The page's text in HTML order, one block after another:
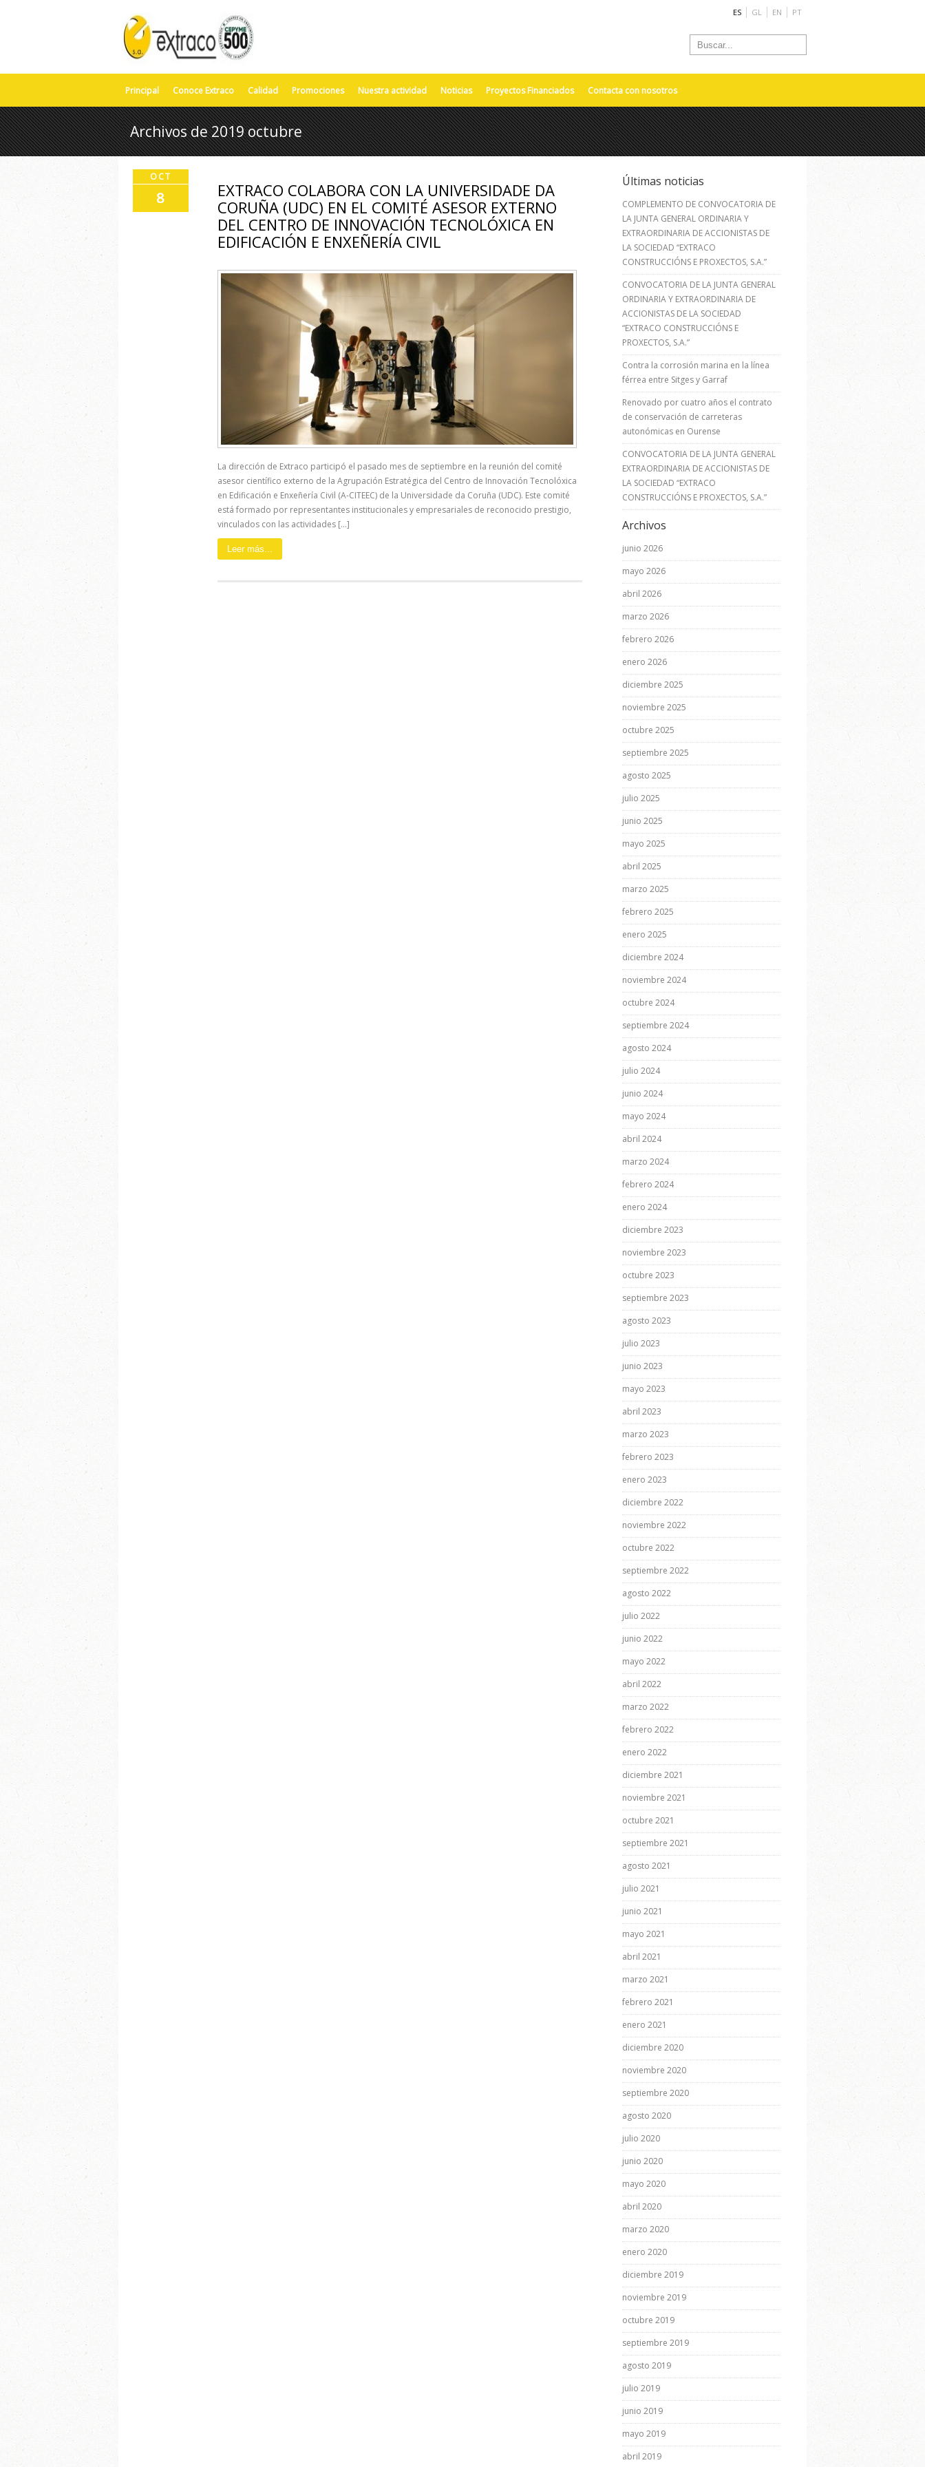
ES GL EN PT
Principal Conoce Extraco Calidad Promociones Nuestra actividad Noticias Proyectos Financiados Contacta con nosotros
Archivos de 2019 octubre
OCT
8
EXTRACO COLABORA CON LA UNIVERSIDADE DA
CORUÑA (UDC) EN EL COMITÉ ASESOR EXTERNO
DEL CENTRO DE INNOVACIÓN TECNOLÓXICA EN
EDIFICACIÓN E ENXEÑERÍA CIVIL
La dirección de Extraco participó el pasado mes de septiembre en la reunión del comité
asesor científico externo de la Agrupación Estratégica del Centro de Innovación Tecnolóxica
en Edificación e Enxeñería Civil (A-CITEEC) de la Universidade da Coruña (UDC). Este comité
está formado por representantes institucionales y empresariales de reconocido prestigio,
vinculados con las actividades [...]
Leer más...
Últimas noticias
COMPLEMENTO DE CONVOCATORIA DE
LA JUNTA GENERAL ORDINARIA Y
EXTRAORDINARIA DE ACCIONISTAS DE
LA SOCIEDAD “EXTRACO
CONSTRUCCIÓNS E PROXECTOS, S.A.”
CONVOCATORIA DE LA JUNTA GENERAL
ORDINARIA Y EXTRAORDINARIA DE
ACCIONISTAS DE LA SOCIEDAD
“EXTRACO CONSTRUCCIÓNS E
PROXECTOS, S.A.”
Contra la corrosión marina en la línea
férrea entre Sitges y Garraf
Renovado por cuatro años el contrato
de conservación de carreteras
autonómicas en Ourense
CONVOCATORIA DE LA JUNTA GENERAL
EXTRAORDINARIA DE ACCIONISTAS DE
LA SOCIEDAD “EXTRACO
CONSTRUCCIÓNS E PROXECTOS, S.A.”
Archivos
junio 2026
mayo 2026
abril 2026
marzo 2026
febrero 2026
enero 2026
diciembre 2025
noviembre 2025
octubre 2025
septiembre 2025
agosto 2025
julio 2025
junio 2025
mayo 2025
abril 2025
marzo 2025
febrero 2025
enero 2025
diciembre 2024
noviembre 2024
octubre 2024
septiembre 2024
agosto 2024
julio 2024
junio 2024
mayo 2024
abril 2024
marzo 2024
febrero 2024
enero 2024
diciembre 2023
noviembre 2023
octubre 2023
septiembre 2023
agosto 2023
julio 2023
junio 2023
mayo 2023
abril 2023
marzo 2023
febrero 2023
enero 2023
diciembre 2022
noviembre 2022
octubre 2022
septiembre 2022
agosto 2022
julio 2022
junio 2022
mayo 2022
abril 2022
marzo 2022
febrero 2022
enero 2022
diciembre 2021
noviembre 2021
octubre 2021
septiembre 2021
agosto 2021
julio 2021
junio 2021
mayo 2021
abril 2021
marzo 2021
febrero 2021
enero 2021
diciembre 2020
noviembre 2020
septiembre 2020
agosto 2020
julio 2020
junio 2020
mayo 2020
abril 2020
marzo 2020
enero 2020
diciembre 2019
noviembre 2019
octubre 2019
septiembre 2019
agosto 2019
julio 2019
junio 2019
mayo 2019
abril 2019